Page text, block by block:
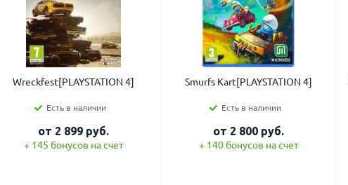
Wreckfest[PLAYSTATION 4]
Есть в наличии
от 2 899 руб.
+ 145 бонусов на счет
Smurfs Kart[PLAYSTATION 4]
Есть в наличии
от 2 800 руб.
+ 140 бонусов на счет